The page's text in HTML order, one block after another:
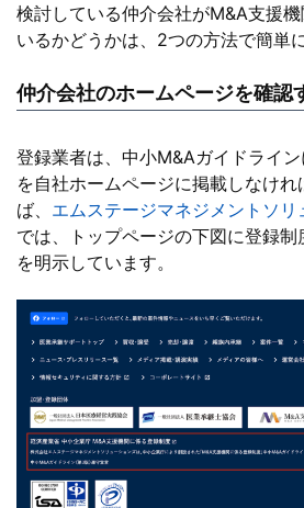
検討している仲介会社がM&A支援
いるかどうかは、2つの方法で簡単
仲介会社のホームページを確認
登録業者は、中小M&Aガイドライ
を自社ホームページに掲載しなけれ
ば、 エムステージマネジメントソリ
では、トップページの下図に登録
を明示しています。